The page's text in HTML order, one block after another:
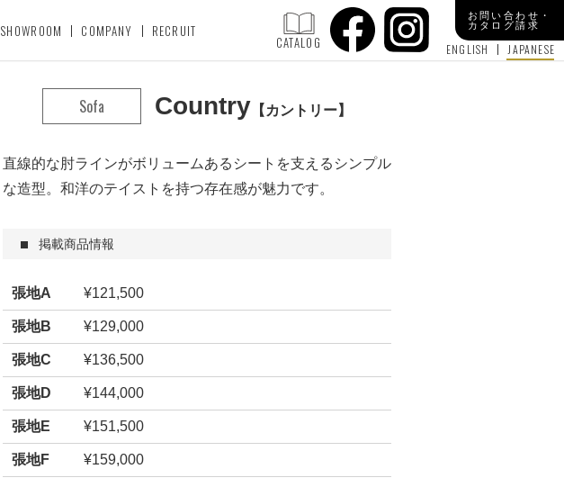
CATALOG
SHOWROOM COMPANY RECRUIT
ENGLISH JAPANESE
お問い合わせ・
カタログ請求
Sofa Country カントリー
直線的な肘ラインがボリュームあるシートを支えるシンプル
な造型。和洋のテイストを持つ存在感が魅力です。
掲載商品情報
張地A ¥121,500
張地B ¥129,000
張地C ¥136,500
張地D ¥144,000
張地E ¥151,500
張地F ¥159,000